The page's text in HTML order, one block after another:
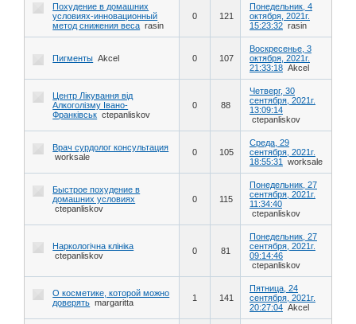
Похудение в домашних
условиях-инновационный
метод снижения веса rasin
0 121
Понедельник, 4
октября, 2021г.
15:23:32 rasin
Пигменты Akcel 0 107
Воскресенье, 3
октября, 2021г.
21:33:18 Akcel
Центр Лікування від
Алкоголізму Івано-
Франківськ ctepanliskov
0 88
Четверг, 30
сентября, 2021г.
13:09:14
ctepanliskov
Врач сурдолог консультация
worksale
0 105
Среда, 29
сентября, 2021г.
18:55:31
worksale
Быстрое похудение в
домашних условиях
ctepanliskov
0 115
Понедельник, 27
сентября, 2021г.
11:34:40
ctepanliskov
Наркологічна клініка
ctepanliskov
0 81
Понедельник, 27
сентября, 2021г.
09:14:46
ctepanliskov
О косметике, которой можно
доверять margaritta 1 141
Пятница, 24
сентября, 2021г.
20:27:04 Akcel